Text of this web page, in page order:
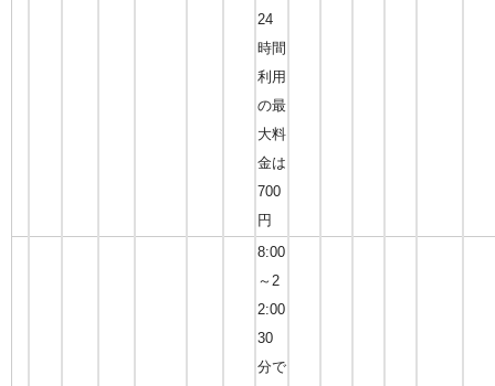
24
時間
利用
の最
大料
金は
700
円
8:00
～2
2:00
30
分で